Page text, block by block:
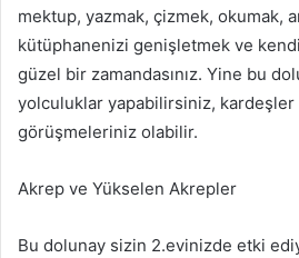
mektup, yazmak, çizmek, okumak,
kütüphanenizi genişletmek ve
güzel bir zamandasınız. Yine bu
yolculuklar yapabilirsiniz, kardeşler
görüşmeleriniz olabilir.
Akrep ve Yükselen Akrepler
Bu dolunay sizin 2.evinizde etki